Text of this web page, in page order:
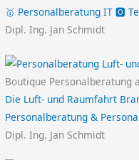
🥇 Personalberatung IT 🅾️
Dipl. Ing. Jan Schmidt
Boutique Personalberatung
Die Luft- und Raumfahrt
Personalberatung &
Dipl. Ing. Jan Schmidt